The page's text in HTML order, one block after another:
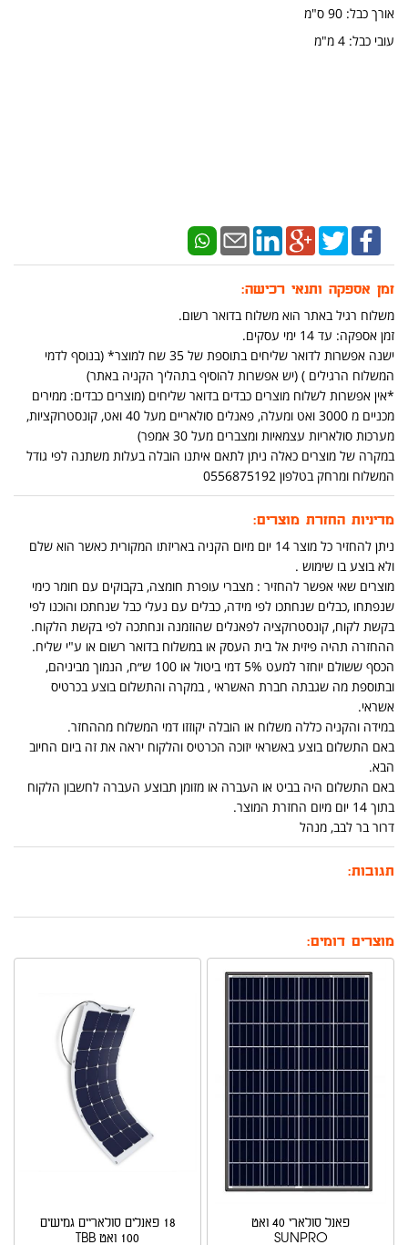
אורך כבל: 90 ס"מ
עובי כבל: 4 מ"מ
זמן אספקה ותנאי רכישה:
משלוח רגיל באתר הוא משלוח בדואר רשום.
זמן אספקה: עד 14 ימי עסקים.
ישנה אפשרות לדואר שליחים בתוספת של 35 שח למוצר* (בנוסף לדמי
המשלוח הרגילים ) (יש אפשרות להוסיף בתהליך הקניה באתר)
*אין אפשרות לשלוח מוצרים כבדים בדואר שליחים (מוצרים כבדים: ממירים
מכניים מ 3000 ואט ומעלה, פאנלים סולאריים מעל 40 ואט, קונסטרוקציות,
מערכות סולאריות עצמאיות ומצברים מעל 30 אמפר)
במקרה של מוצרים כאלה ניתן לתאם איתנו הובלה בעלות משתנה לפי גודל
המשלוח ומרחק בטלפון 0556875192
מדיניות החזרת מוצרים:
ניתן להחזיר כל מוצר 14 יום מיום הקניה באריזתו המקורית כאשר הוא שלם
ולא בוצע בו שימוש .
מוצרים שאי אפשר להחזיר : מצברי עופרת חומצה, בקבוקים עם חומר כימי
שנפתחו ,כבלים שנחתכו לפי מידה, כבלים עם נעלי כבל שנחתכו והוכנו לפי
בקשת לקוח, קונסטרוקציה לפאנלים שהוזמנה ונחתכה לפי בקשת הלקוח.
ההחזרה תהיה פיזית אל בית העסק או במשלוח בדואר רשום או ע"י שליח.
הכסף ששולם יוחזר למעט 5% דמי ביטול או 100 ש״ח, הנמוך מביניהם,
ובתוספת מה שגבתה חברת האשראי , במקרה והתשלום בוצע בכרטיס
אשראי.
במידה והקניה כללה משלוח או הובלה יקוזזו דמי המשלוח מההחזר.
באם התשלום בוצע באשראי יזוכה הכרטיס והלקוח יראה את זה ביום החיוב
הבא.
באם התשלום היה בביט או העברה או מזומן תבוצע העברה לחשבון הלקוח
בתוך 14 יום מיום החזרת המוצר.
דרור בר לבב, מנהל
תגובות:
מוצרים דומים:
פאנל סולארי 40 ואט
SUNPRO
18 פאנלים סולאריים גמישים
100 ואט TBB